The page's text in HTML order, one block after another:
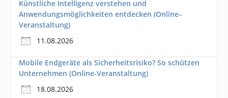
Künstliche Intelligenz verstehen und
Anwendungsmöglichkeiten entdecken (Online–
Veranstaltung)
11.08.2026
Mobile Endgeräte als Sicherheitsrisiko? So schützen
Unternehmen (Online-Veranstaltung)
18.08.2026